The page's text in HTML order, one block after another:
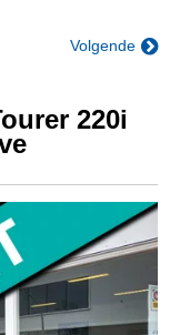
Volgende
220i